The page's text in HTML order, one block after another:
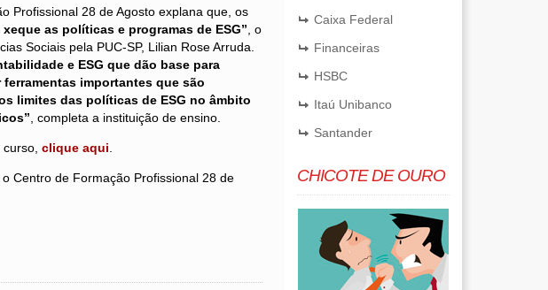
Profissional 28 de Agosto explana que, os
as políticas e programas de ESG” , o
Sociais pela PUC-SP, Lilian Rose Arruda.
e ESG que dão base para
importantes que são
limites das políticas de ESG no âmbito
, completa a instituição de ensino.
clique aqui
Centro de Formação Profissional 28 de
Caixa Federal
Financeiras
HSBC
Itaú Unibanco
Santander
CHICOTE DE OURO